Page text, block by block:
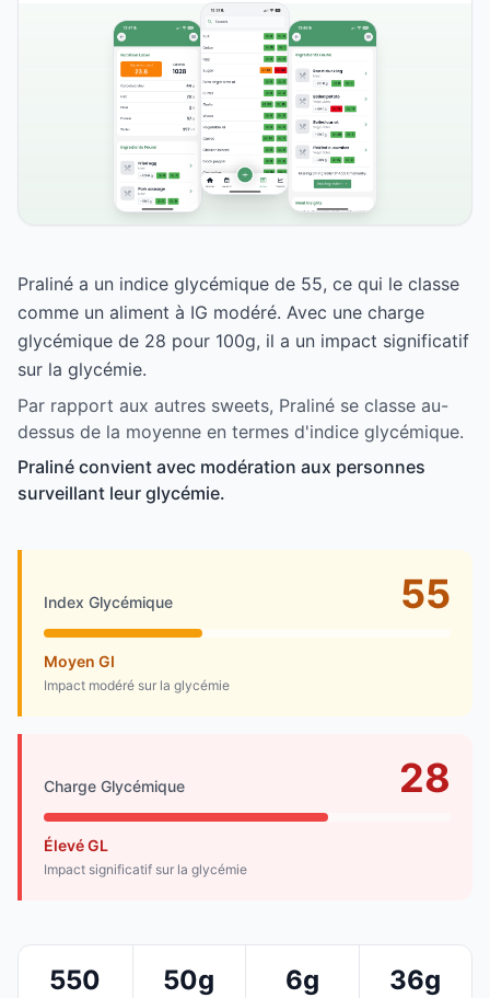
Praliné a un indice glycémique de 55, ce qui le classe
comme un aliment à IG modéré. Avec une charge
glycémique de 28 pour 100g, il a un impact significatif
sur la glycémie.
Par rapport aux autres sweets, Praliné se classe au-
dessus de la moyenne en termes d'indice glycémique.
Praliné convient avec modération aux personnes
surveillant leur glycémie.
Index Glycémique 55
Moyen GI
Impact modéré sur la glycémie
Charge Glycémique 28
Élevé GL
Impact significatif sur la glycémie
550 50g 6g 36g